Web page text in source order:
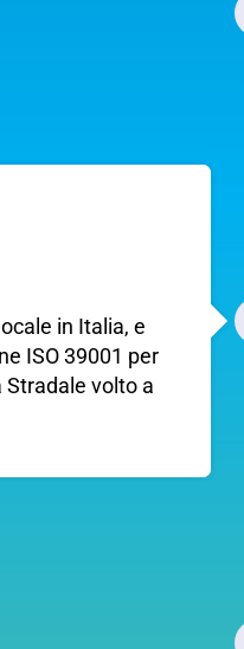
in Italia, e
ISO 39001 per
Stradale volto a